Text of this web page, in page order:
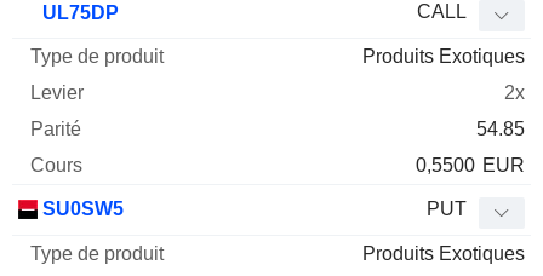
UL75DP CALL
Produits Exotiques
2x
54.85
0,5500 EUR
SU0SW5 PUT
Produits Exotiques